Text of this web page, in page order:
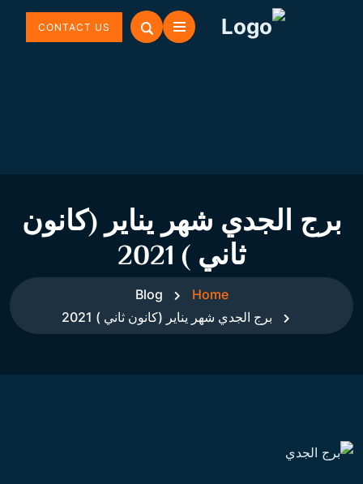
CONTACT US
برج الجدي شهر يناير (كانون
ثاني ) 2021
Home
Blog
برج الجدي شهر يناير (كانون ثاني ) 2021